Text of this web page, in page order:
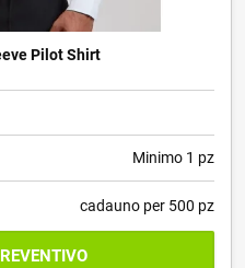
Pilot Shirt
Minimo 1 pz
cadauno per 500 pz